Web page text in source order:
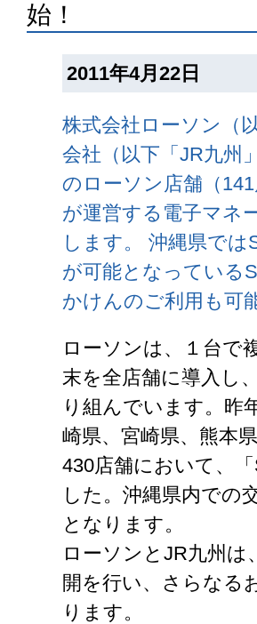
始！
2011年4月22日
株式会社ローソン（
会社（以下「JR九州
のローソン店舗（
が運営する電子マネ
します。 沖縄県では
が可能となっている
かけんのご利用も可
ローソンは、１台で
末を全店舗に導入し
り組んでいます。昨
崎県、宮崎県、熊本
430店舗において、
した。沖縄県内での
となります。
ローソンとJR九州
開を行い、さらなる
ります。